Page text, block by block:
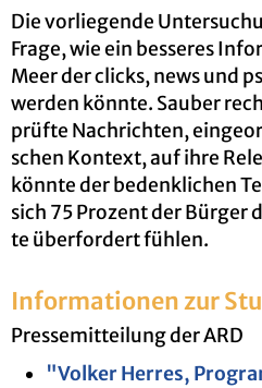
Die vor­lie­gen­de
Frage, wie ein bes­se­res
Meer der clicks, news und
wer­den könn­te. Sau­ber
prüf­te Nach­rich­ten,
schen Kon­text, auf ihre
könn­te der be­denk­li­chen
sich 75 Pro­zent der
te über­for­dert füh­len.
In­for­ma­tio­nen zur
Pres­se­mit­tei­lung der ARD
"Vol­ker Her­res,